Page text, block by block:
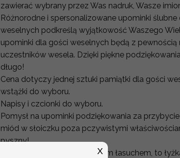
zawierać wybrany przez Was nadruk, Wasze
Różnorodne i spersonalizowane upominki
weselnych podkreślą wyjątkowość Waszego
upominki dla gości weselnych będą z pewnością
uczestników wesela. Dzięki piękne
długo!
Cena dotyczy jednej sztuki pamiątki dla gości
wstążki do wyboru.
Napisy i czcionki do wyboru.
Pomysł na upominki podziękowania za
miód w słoiczku poza pczywistymi
pyszny!
Nawet jeśli ktoś nie jest wielkim łasuchem, to
X